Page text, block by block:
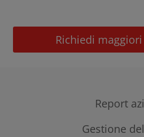
Richiedi
Report
Report
Gestione